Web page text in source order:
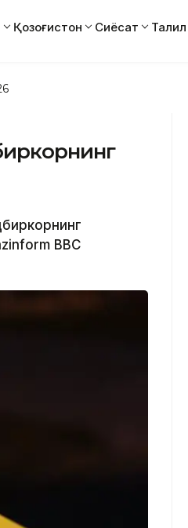
Қозоғистон Сиёсат Таҳлил
BBC